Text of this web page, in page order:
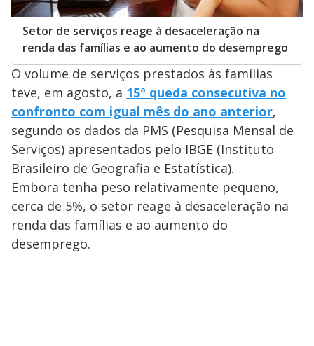
Setor de serviços reage à desaceleração na
renda das famílias e ao aumento do desemprego
O volume de serviços prestados às famílias
teve, em agosto, a 15ª queda consecutiva no
confronto com igual mês do ano anterior,
segundo os dados da PMS (Pesquisa Mensal de
Serviços) apresentados pelo IBGE (Instituto
Brasileiro de Geografia e Estatística).
Embora tenha peso relativamente pequeno,
cerca de 5%, o setor reage à desaceleração na
renda das famílias e ao aumento do
desemprego.